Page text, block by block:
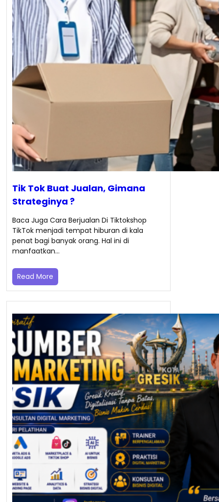
Tik Tok Buat Jualan, Gimana
Strateginya ?
Baca Juga Cara Berjualan Di Tiktokshop
TikTok menjadi tempat hiburan di kala
penat bagi banyak orang. Hal ini di
manfaatkan…
Read More